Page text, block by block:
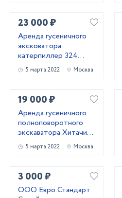
23 000 ₽
Аренда гусеничного
эксковатора
катерпиллер 324
ковш 1.7 куба
5 марта 2022 Москва
19 000 ₽
Аренда гусеничного
полноповоротного
экскаватора Хитачи
2405 марта 2022 Москва
3 000 ₽
ООО Евро Стандарт